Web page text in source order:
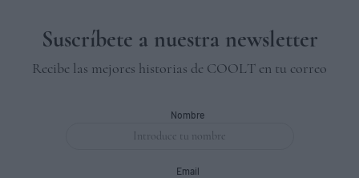
Suscríbete a nuestra newsletter
Recibe las mejores historias de COOLT en tu correo
Nombre
Email